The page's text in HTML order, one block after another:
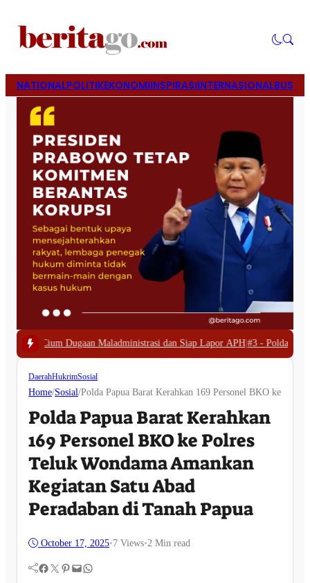
NATIONALPOLITIKEKONOMIINSPIRASIINTERNASIONAL
dan Siap Lapor APH|#3 -Polda Papua Barat Bongkar
DaerahHukrimSosial
Home/Sosial/Polda Papua Barat Kerahkan 169 Personel BKO ke
Polda Papua Barat Kerahkan
169 Personel BKO ke Polres
Teluk Wondama Amankan
Kegiatan Satu Abad
Peradaban di Tanah Papua
October 17, 2025•7 Views•2 Min read
Facebook Twitter Pinterest Mail WhatsApp